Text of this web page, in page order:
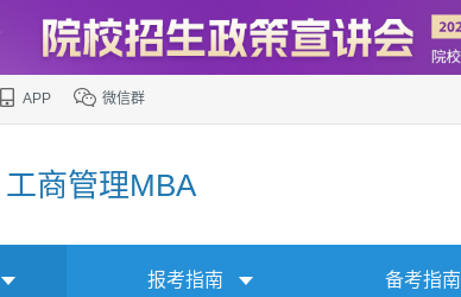
APP 微信群
工商管理MBA
报考指南 备考指南